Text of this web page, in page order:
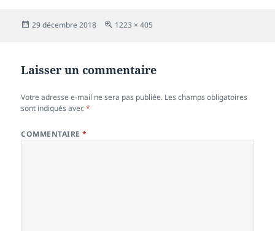
Publié
29 décembre 2018
Taille
1223 × 405
Laisser un commentaire
Votre adresse e-mail ne sera pas publiée. Les champs obligatoires
sont indiqués avec*
COMMENTAIRE*